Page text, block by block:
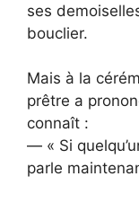
ses
bouclier.
Mais à la
prêtre a
connaît :
— « Si
parle